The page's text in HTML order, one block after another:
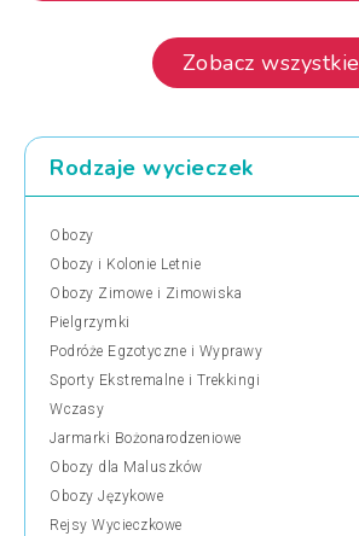
Zobacz wszystkie
Rodzaje wycieczek
Obozy
Obozy i Kolonie Letnie
Obozy Zimowe i Zimowiska
Pielgrzymki
Podróże Egzotyczne i Wyprawy
Sporty Ekstremalne i Trekkingi
Wczasy
Jarmarki Bożonarodzeniowe
Obozy dla Maluszków
Obozy Językowe
Rejsy Wycieczkowe